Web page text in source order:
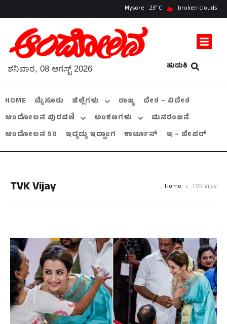
Mysore 23 broken clouds
ಹುಡುಕಿ
ಶನಿವಾರ, 08 ಆಗಸ್ಟ್ 2026
HOME ಮೈಸೂರು ಜಿಲ್ಲೆಗಳು ರಾಜ್ಯ
ದೇಶ – ವಿದೇಶ
ಆಂದೋಲನ ಪುರವಣಿ
ಅಂಕಣಗಳು
ಮನರಂಜನೆ
ಆಂದೋಲನ 50
ಇದ್ದದ್ದು ಇದ್ಹಾಂಗ ಕಾರ್ಟೂನ್ ಇ – ಪೇಪರ್
TVK Vijay Home TVK Vijay